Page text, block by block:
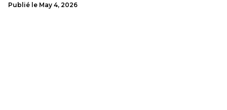
Publié le May 4, 2026